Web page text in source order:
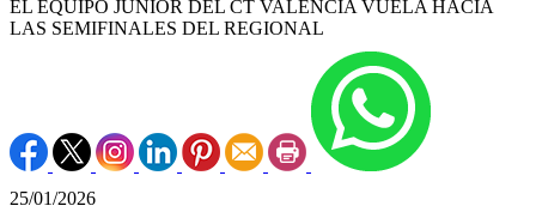
EL EQUIPO JUNIOR DEL CT VALENCIA VUELA HACIA
LAS SEMIFINALES DEL REGIONAL
25/01/2026